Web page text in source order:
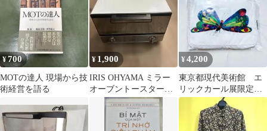
¥700
MOTの達人 現場から技
術経営を語る
¥ 1,900
IRIS OHYAMA ミラー
オーブントースター
MOT-011 本体
¥4,200
東京都現代美術館 エ
リックカール展限定
はらぺこあおむし ポケ
ットエコバッグ